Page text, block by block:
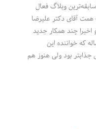
وبلاگ فعال
به همت آقای دکتر علیرضا
چند همکار جدید
محمدی زاده). حدود ۱۰ ساله که خواننده این
جذابتر بود ولی هنوز هم